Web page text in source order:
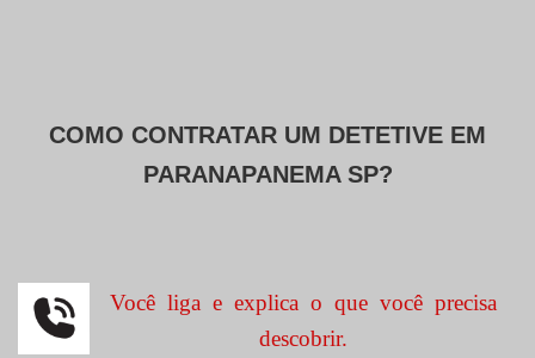
COMO CONTRATAR UM DETETIVE EM
PARANAPANEMA SP?
Você liga e explica o que você precisa
descobrir.